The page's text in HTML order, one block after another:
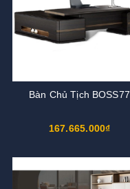
Bàn Chủ Tịch BOSS77
167.665.000₫